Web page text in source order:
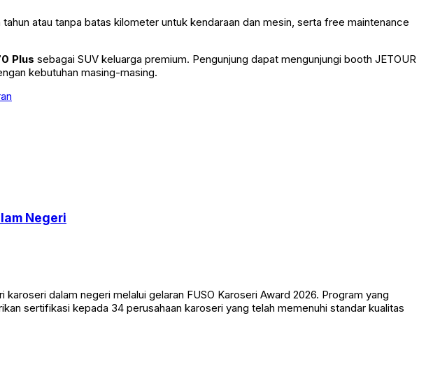
atau tanpa batas kilometer untuk kendaraan dan mesin, serta free maintenance
Plus sebagai SUV keluarga premium. Pengunjung dapat mengunjungi booth JETOUR
kebutuhan masing-masing.
Negeri
dalam negeri melalui gelaran FUSO Karoseri Award 2026. Program yang
sertifikasi kepada 34 perusahaan karoseri yang telah memenuhi standar kualitas